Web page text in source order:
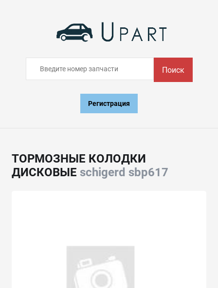
Поиск
Регистрация
ТОРМОЗНЫЕ КОЛОДКИ
ДИСКОВЫЕ schigerd sbp617